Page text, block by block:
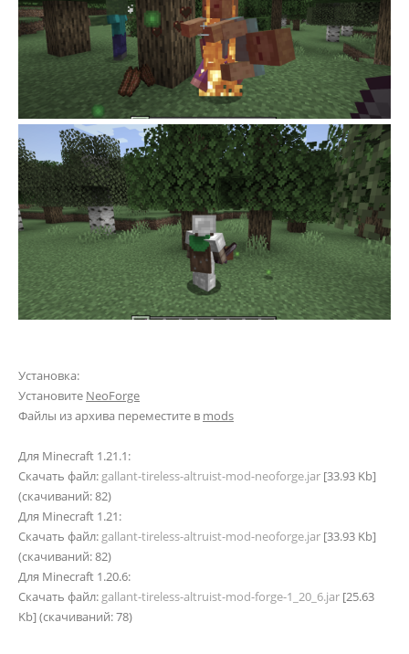
Установка:
Установите NeoForge
Файлы из архива переместите в mods
Для Minecraft 1.21.1:
Скачать файл: gallant-tireless-altruist-mod-neoforge.jar
(cкачиваний: 82)
Для Minecraft 1.21:
Скачать файл: gallant-tireless-altruist-mod-neoforge.jar
(cкачиваний: 82)
Для Minecraft 1.20.6:
Скачать файл: gallant-tireless-altruist-mod-forge-1_20_6.jar
Kb] (cкачиваний: 78)